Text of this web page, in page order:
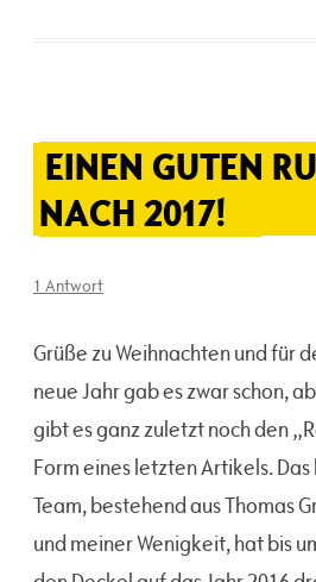
EINEN GUTEN
NACH 2017!
1 Antwort
Grüße zu Weihnachten und für
neue Jahr gab es zwar schon,
gibt es ganz zuletzt noch den
Form eines letzten Artikels.
Team, bestehend aus Thomas
und meiner Wenigkeit, hat bis